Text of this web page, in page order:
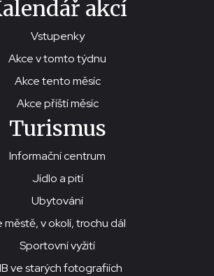
akcí
Vstupenky
Akce v tomto týdnu
Akce tento měsíc
Akce příští měsíc
Turismus
Informační centrum
Jídlo a pití
Ubytování
městě, v okolí, trochu dál
Sportovní vyžití
ve starých fotografiích